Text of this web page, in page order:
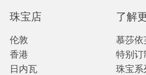
珠宝店
伦敦
香港
日内瓦
了解
慕莎依
特别订
珠宝系